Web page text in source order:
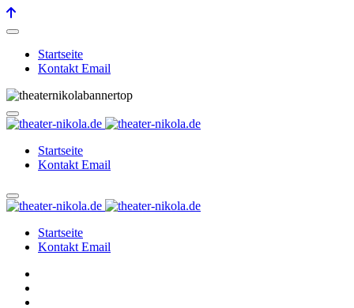
Startseite
Kontakt Email
Startseite
Kontakt Email
Startseite
Kontakt Email